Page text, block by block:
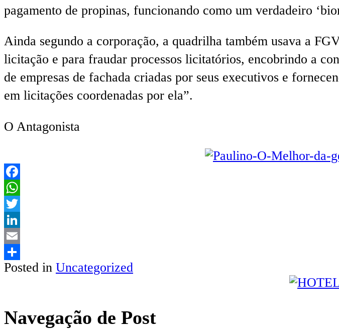
pagamento de propinas, funcionando como um verdadeiro
Ainda segundo a corporação, a quadrilha também usava a
licitação e para fraudar processos licitatórios, encobrindo a
de empresas de fachada criadas por seus executivos e
em licitações coordenadas por ela”.
O Antagonista
Facebook
WhatsApp
Twitter
LinkedIn
Email
Share
Posted in Uncategorized
Navegação de Post